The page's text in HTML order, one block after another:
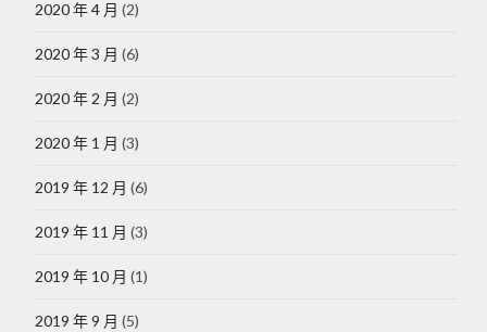
2020 年 4 月 (2)
2020 年 3 月 (6)
2020 年 2 月 (2)
2020 年 1 月 (3)
2019 年 12 月 (6)
2019 年 11 月 (3)
2019 年 10 月 (1)
2019 年 9 月 (5)